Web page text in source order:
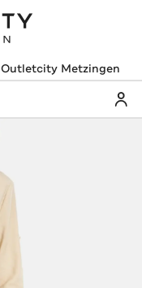
Outletcity Metzingen